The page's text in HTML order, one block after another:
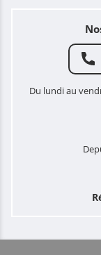
Du lundi au